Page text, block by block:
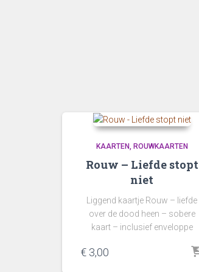
KAARTEN ROUWKAARTEN
Rouw – Liefde stopt
niet
Liggend kaartje Rouw – liefde
over de dood heen – sobere
kaart – inclusief enveloppe
€ 3,00